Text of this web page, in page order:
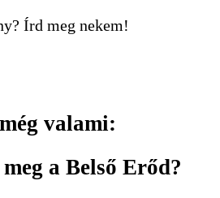
Írd meg nekem!
valami:
a Belső Erőd?